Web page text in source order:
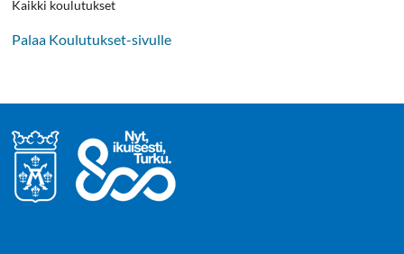
Kaikki koulutukset
Palaa Koulutukset-sivulle